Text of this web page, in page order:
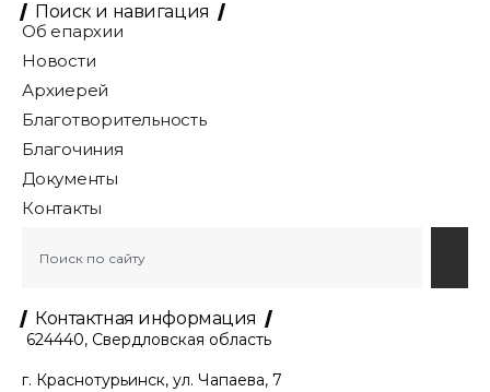
Поиск и навигация
Об епархии
Новости
Архиерей
Благотворительность
Благочиния
Документы
Контакты
Контактная информация
624440, Свердловская область
г. Краснотурьинск, ул. Чапаева, 7